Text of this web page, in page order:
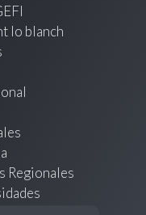
lo blanch
Regionales